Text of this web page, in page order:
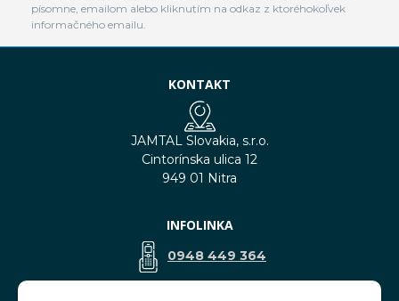
písomne, emailom alebo kliknutím na odkaz z ktoréhokoľvek
informačného emailu.
KONTAKT
JAMTAL Slovakia, s.r.o.
Cintorínska ulica 12
949 01 Nitra
INFOLINKA
0948 449 364